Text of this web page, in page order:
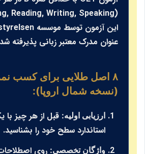
این آزمون توسط موسسه
عنوان مدرک معتبر زبانی پذیرفته
(نسخه شمال اروپا):
ارزیابی اولیه:قبل از هر چیز با
استاندارد سطح خود را بشناسید.
واژگان تخصصی:روی اصطلاحات